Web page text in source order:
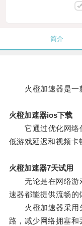
简介
火橙加速器是一款
火橙加速器ios下载
它通过优化网络
低游戏延迟和视频卡
火橙加速器7天试用
无论是在网络游
速器都能提供流畅的
火橙加速器采用
路，减少网络拥塞和